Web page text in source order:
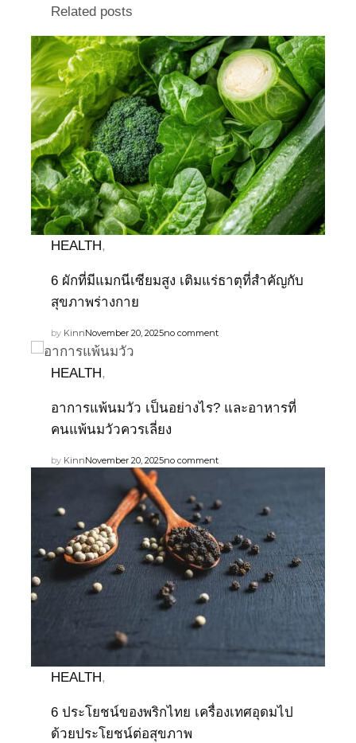
Related posts
HEALTH,
6 ผักที่มีแมกนีเซียมสูง เติมแร่ธาตุที่สำคัญกับ
สุขภาพร่างกาย
by KinnNovember 20, 2025no comment
HEALTH,
อาการแพ้นมวัว เป็นอย่างไร? และอาหารที่
คนแพ้นมวัวควรเลี่ยง
by KinnNovember 20, 2025no comment
HEALTH,
6 ประโยชน์ของพริกไทย เครื่องเทศอุดมไป
ด้วยประโยชน์ต่อสุขภาพ